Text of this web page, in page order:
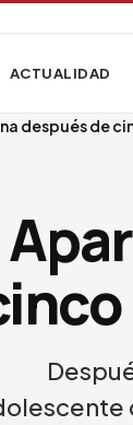
ACTUALIDAD
después de